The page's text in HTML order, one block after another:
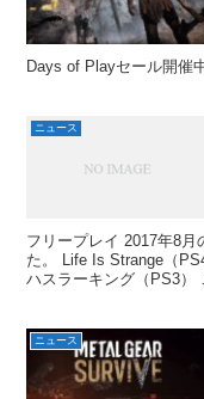
Days of Playセール開催
ニュース
フリープレイ 2017年8月
た。 Life Is Strange（
ハスラーキング（PS3）
ニュース